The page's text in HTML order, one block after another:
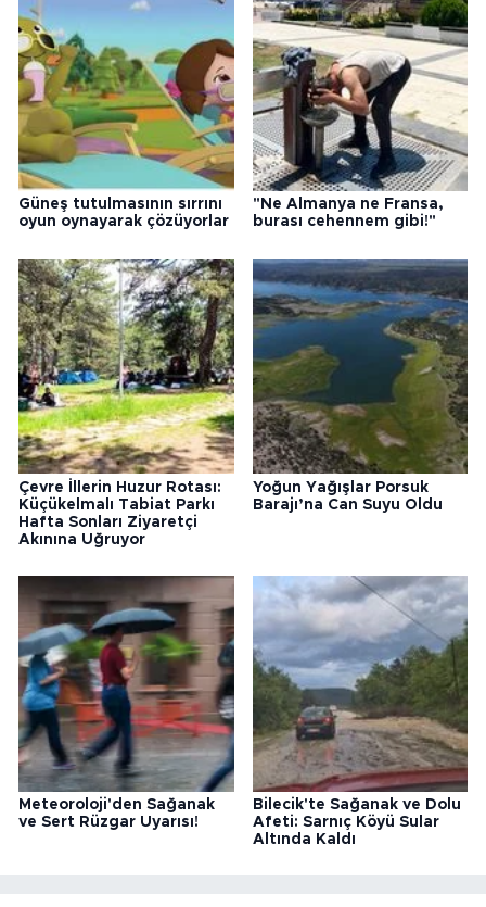
Güneş tutulmasının sırrını
oyun oynayarak çözüyorlar
"Ne Almanya ne Fransa,
burası cehennem gibi!"
Çevre İllerin Huzur Rotası:
Küçükelmalı Tabiat Parkı
Hafta Sonları Ziyaretçi
Akınına Uğruyor
Yoğun Yağışlar Porsuk
Barajı’na Can Suyu Oldu
Meteoroloji'den Sağanak
ve Sert Rüzgar Uyarısı!
Bilecik'te Sağanak ve Dolu
Afeti: Sarnıç Köyü Sular
Altında Kaldı